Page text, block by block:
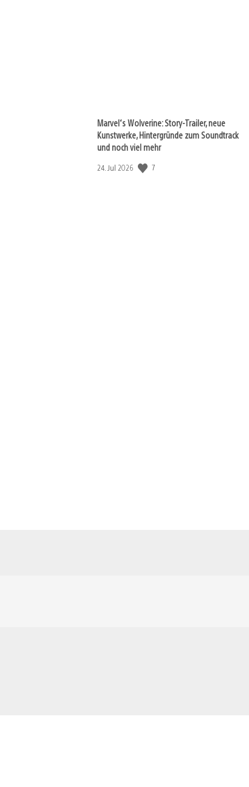
Marvel‘s Wolverine: Story-Trailer, neue
Kunstwerke, Hintergründe zum Soundtrack
und noch viel mehr
Veröffentlichungsdatum:
24. Jul 2026 7